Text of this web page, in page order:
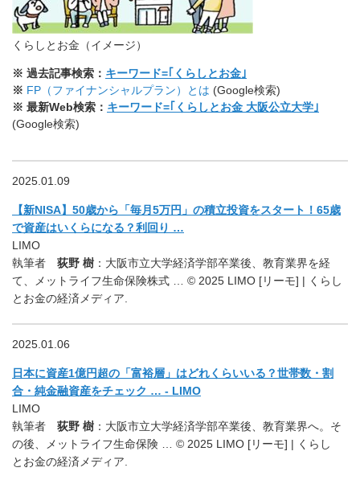
くらしとお金（イメージ）
※ 過去記事検索： キーワード=｢くらしとお金｣
※ FP（ファイナンシャルプラン）とは (Google検索)
※ 最新Web検索： キーワード=｢くらしとお金 大阪公立大学｣
(Google検索)
2025.01.09
【新NISA】50歳から「毎月5万円」の積立投資をスタート！65歳
で資産はいくらになる？利回り …
LIMO
執筆者 荻野 樹 ：大阪市立大学経済学部卒業後、教育業界を経
て、メットライフ生命保険株式 … © 2025 LIMO [リーモ] | くらし
とお金の経済メディア.
2025.01.06
日本に資産1億円超の「富裕層」はどれくらいいる？世帯数・割
合・純金融資産をチェック … - LIMO
LIMO
執筆者 荻野 樹 ：大阪市立大学経済学部卒業後、教育業界へ。そ
の後、メットライフ生命保険 … © 2025 LIMO [リーモ] | くらし
とお金の経済メディア.